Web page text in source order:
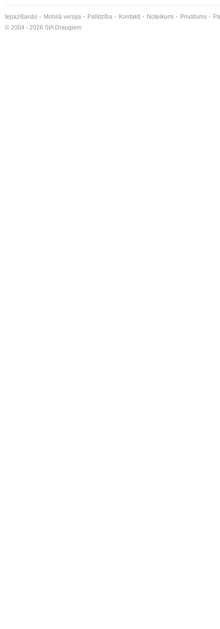
Iepazīšanās Mobilā versija Palīdzība Kontakti Noteikumi Privātums
© 2004 - 2026 SIA Draugiem